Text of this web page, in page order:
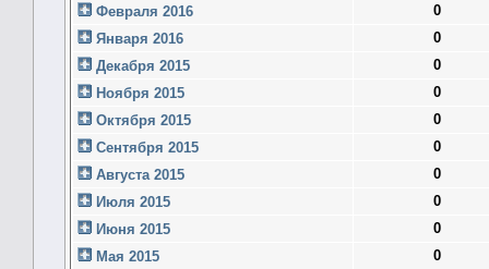
Февраля 2016
0
Января 2016
0
Декабря 2015
0
Ноября 2015
0
Октября 2015
0
Сентября 2015
0
Августа 2015
0
Июля 2015
0
Июня 2015
0
Мая 2015
0